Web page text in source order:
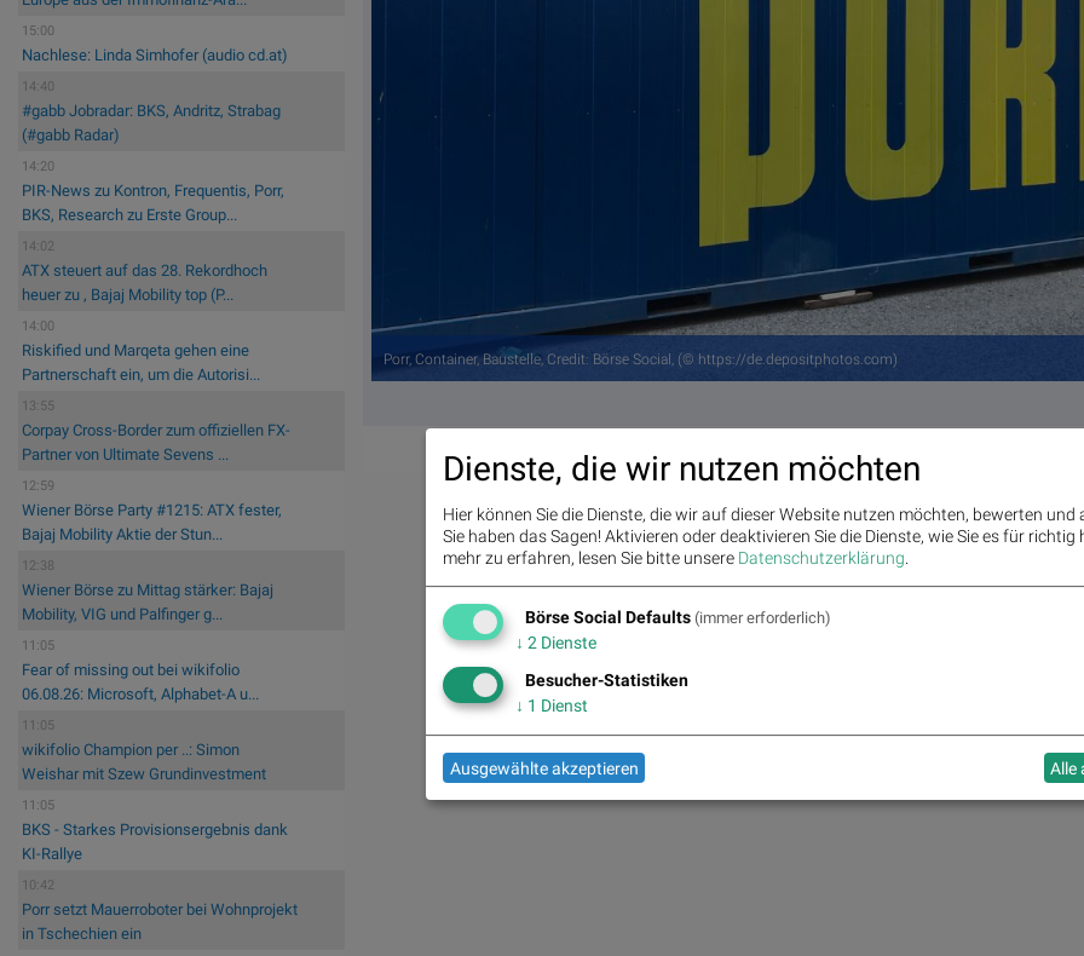
15:00
Nachlese: Linda Simhofer (audio cd.at)
14:40
#gabb Jobradar: BKS, Andritz, Strabag
(#gabb Radar)
14:20
PIR-News zu Kontron, Frequentis, Porr,
BKS, Research zu Erste Group...
14:02
ATX steuert auf das 28. Rekordhoch
heuer zu , Bajaj Mobility top (P...
14:00
Riskified und Marqeta gehen eine
Partnerschaft ein, um die Autorisi...
13:55
Corpay Cross-Border zum offiziellen FX-
Partner von Ultimate Sevens ...
12:59
Wiener Börse Party #1215: ATX fester,
Bajaj Mobility Aktie der Stun...
12:38
Wiener Börse zu Mittag stärker: Bajaj
Mobility, VIG und Palfinger g...
11:05
Fear of missing out bei wikifolio
06.08.26: Microsoft, Alphabet-A u...
11:05
wikifolio Champion per ..: Simon
Weishar mit Szew Grundinvestment
11:05
BKS - Starkes Provisionsergebnis dank
KI-Rallye
10:42
Porr setzt Mauerroboter bei Wohnprojekt
in Tschechien ein
Porr, Container, Baustelle, Credit: Börse Social, (© https://de.depositphotos.com)
Dienste, die wir nutzen möchten
Hier können Sie die Dienste, die wir auf dieser Website nutzen möchten, bewerten und
Sie haben das Sagen! Aktivieren oder deaktivieren Sie die Dienste, wie Sie es für richtig
mehr zu erfahren, lesen Sie bitte unsere Datenschutzerklärung.
Börse Social Defaults (immer erforderlich)
↓ 2 Dienste
Besucher-Statistiken
↓ 1 Dienst
Ausgewählte akzeptieren Alle